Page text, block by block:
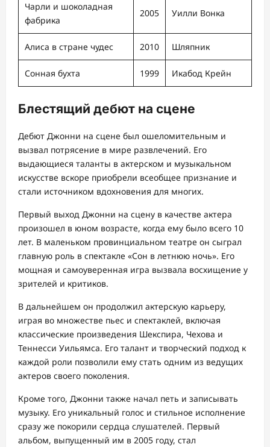
Чарли и шоколадная
фабрика
2005 Уилли Вонка
Алиса в стране чудес 2010 Шляпник
Сонная бухта 1999 Икабод Крейн
Блестящий дебют на сцене
Дебют Джонни на сцене был ошеломительным и
вызвал потрясение в мире развлечений. Его
выдающиеся таланты в актерском и музыкальном
искусстве вскоре приобрели всеобщее признание и
стали источником вдохновения для многих.
Первый выход Джонни на сцену в качестве актера
произошел в юном возрасте, когда ему было всего 10
лет. В маленьком провинциальном театре он сыграл
главную роль в спектакле «Сон в летнюю ночь». Его
мощная и самоуверенная игра вызвала восхищение у
зрителей и критиков.
В дальнейшем он продолжил актерскую карьеру,
играя во множестве пьес и спектаклей, включая
классические произведения Шекспира, Чехова и
Теннесси Уильямса. Его талант и творческий подход к
каждой роли позволили ему стать одним из ведущих
актеров своего поколения.
Кроме того, Джонни также начал петь и записывать
музыку. Его уникальный голос и стильное исполнение
сразу же покорили сердца слушателей. Первый
альбом, выпущенный им в 2005 году, стал